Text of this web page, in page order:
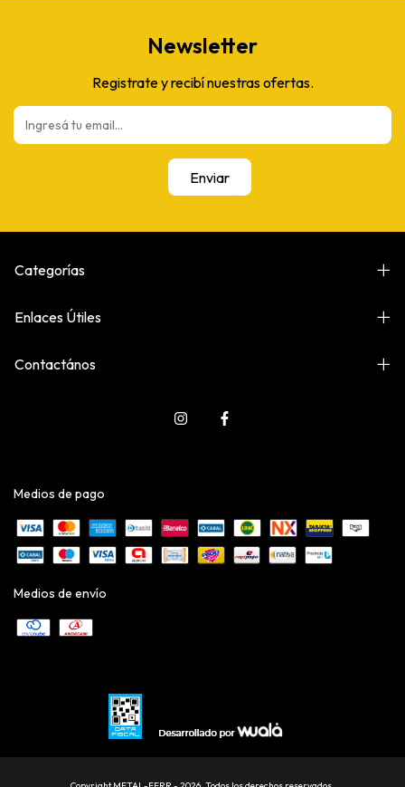
Newsletter
Registrate y recibí nuestras ofertas.
Categorías
Enlaces Útiles
Contactános
Medios de pago
Medios de envío